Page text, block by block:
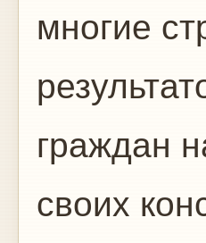
многие
граждан
своих